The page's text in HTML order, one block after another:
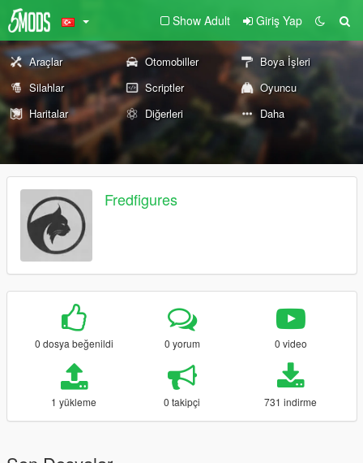
Show Adult Giriş Yap
Araçlar Otomobiller
Boya İşleri
Silahlar
Scriptler
Oyuncu
Haritalar
Diğerleri Daha
Fredfigures
0 dosya beğenildi 0 yorum 0 video
1 yükleme 0 takipçi 731 indirme